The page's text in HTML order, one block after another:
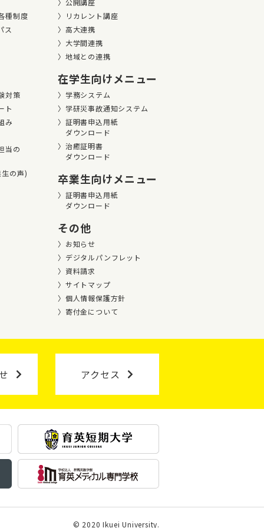
種制度
ス
対策
ト
み
当の
の声)
公開講座
リカレント講座
高大連携
大学間連携
地域との連携
在学生向けメニュー
学務システム
学研災事故通知システム
証明書申込用紙
ダウンロード
治癒証明書
ダウンロード
卒業生向けメニュー
証明書申込用紙
ダウンロード
その他
お知らせ
デジタルパンフレット
資料請求
サイトマップ
個人情報保護方針
寄付金について
アクセス
© 2020 Ikuei University.